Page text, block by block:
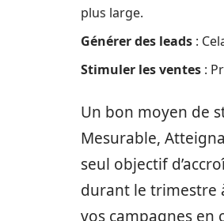
plus large.
Générer des leads :
Stimuler les ventes :
Un bon moyen de
Mesurable,
seul objectif
durant le trimestre
vos campagnes en